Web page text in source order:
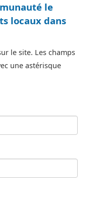
le
locaux dans
le site. Les champs
une astérisque